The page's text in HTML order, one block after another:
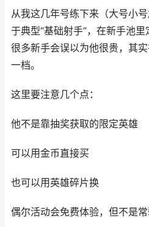
从我这几年号练下来（大号小
于典型“基础射手”，在新手池里
很多新手会误以为他很贵，其
一档。
这里要注意几个点：
他不是靠抽奖获取的限定英雄
可以用金币直接买
也可以用英雄碎片换
偶尔活动会免费体验，但不是